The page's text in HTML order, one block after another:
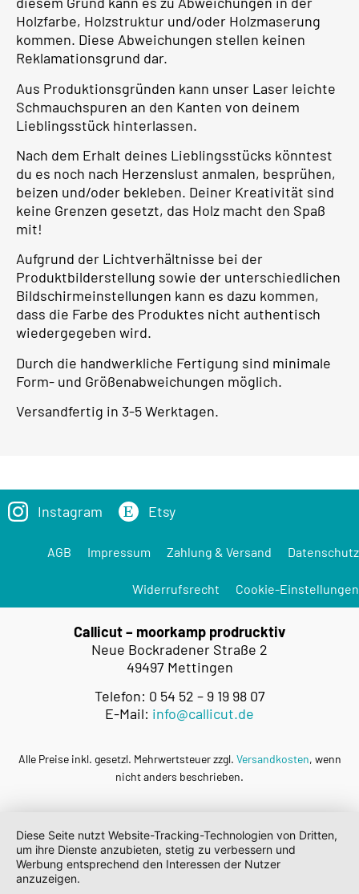
Holzfarbe, Holzstruktur und/oder Holzmaserung
kommen. Diese Abweichungen stellen keinen
Reklamationsgrund dar.
Aus Produktionsgründen kann unser Laser leichte
Schmauchspuren an den Kanten von deinem
Lieblingsstück hinterlassen.
Nach dem Erhalt deines Lieblingsstücks könntest
du es noch nach Herzenslust anmalen, besprühen,
beizen und/oder bekleben. Deiner Kreativität sind
keine Grenzen gesetzt, das Holz macht den Spaß
mit!
Aufgrund der Lichtverhältnisse bei der
Produktbilderstellung sowie der unterschiedlichen
Bildschirmeinstellungen kann es dazu kommen,
dass die Farbe des Produktes nicht authentisch
wiedergegeben wird.
Durch die handwerkliche Fertigung sind minimale
Form- und Größenabweichungen möglich.
Versandfertig in 3-5 Werktagen.
Instagram Etsy
AGB Impressum Zahlung & Versand Datenschutz
Widerrufsrecht Cookie-Einstellungen
Callicut – moorkamp prodrucktiv
Neue Bockradener Straße 2
49497 Mettingen
Telefon: 0 54 52 – 9 19 98 07
E-Mail: info@callicut.de
Alle Preise inkl. gesetzl. Mehrwertsteuer zzgl. Versandkosten, wenn
nicht anders beschrieben.
Diese Seite nutzt Website-Tracking-Technologien von Dritten,
um ihre Dienste anzubieten, stetig zu verbessern und
Werbung entsprechend den Interessen der Nutzer
anzuzeigen.